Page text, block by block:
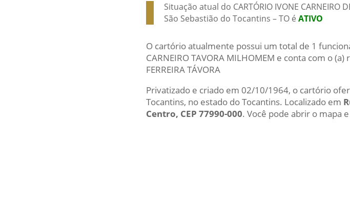
Situação atual do CARTÓRIO IVONE
São Sebastião do Tocantins – TO é ATIVO
O cartório atualmente possui um total de 1
CARNEIRO TAVORA MILHOMEM e conta com o
FERREIRA TÁVORA
Privatizado e criado em 02/10/1964, o cartório
Tocantins, no estado do Tocantins. Localizado em
Centro, CEP 77990-000. Você pode abrir o mapa